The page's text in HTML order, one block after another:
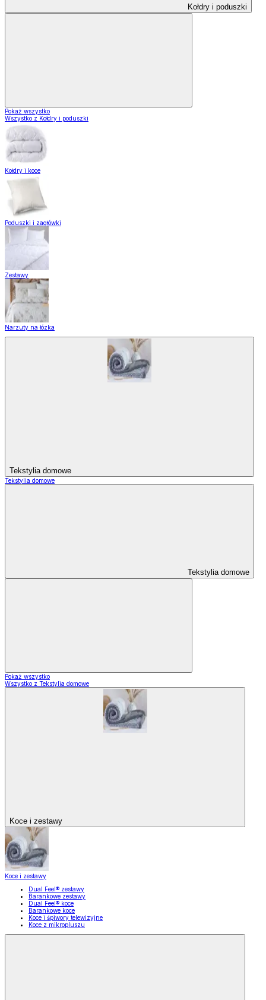
Kołdry i poduszki
Pokaż wszystko
Wszystko z Kołdry i poduszki
Kołdry i koce
Poduszki i zagłówki
Zestawy
Narzuty na łózka
Tekstylia domowe
Tekstylia domowe
Tekstylia domowe
Pokaż wszystko
Wszystko z Tekstylia domowe
Koce i zestawy
Koce i zestawy
Dual Feel® zestawy
Barankowe zestawy
Dual Feel® koce
Barankowe koce
Koce i śpiwory telewizyjne
Koce z mikropluszu